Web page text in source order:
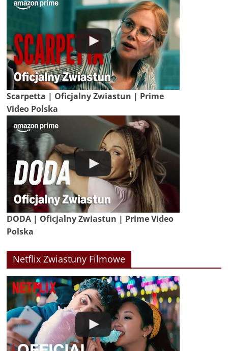
Scarpetta | Oficjalny Zwiastun | Prime
Video Polska
DODA | Oficjalny Zwiastun | Prime Video
Polska
Netflix Zwiastuny Filmowe